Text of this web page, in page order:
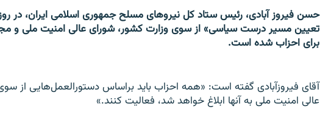
حسن فیروز آبادی، رئیس ستاد کل نیروهای مسلح جمهوری اسلامی ایران، در
تعیین مسیر درست سیاسی» از سوی وزارت کشور، شورای عالی امنیت ملی و
برای احزاب شده است.
آقای فیروزآبادی گفته است: «همه احزاب باید براساس دستورالعمل‌هایی از
عالی امنیت ملی به آنها ابلاغ خواهد شد، فعالیت کنند.»